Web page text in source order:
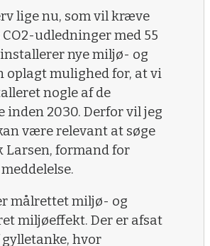
lige nu, som vil kræve
udledninger med 55
nye miljø- og
oplagt mulighed for, at vi
nogle af de
inden 2030. Derfor vil jeg
være relevant at søge
Larsen, formand for
målrettet miljø- og
miljøeffekt. Der er afsat
hvor